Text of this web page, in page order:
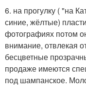
6. на прогулку ( "на
синие, жёлтые)
фотографиях потом
внимание, отвлекая
бесцветные
продаже имеются
под шампанское.